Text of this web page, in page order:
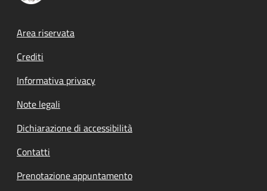
Footer menu
Area riservata
Crediti
Informativa privacy
Note legali
Dichiarazione di accessibilità
Contatti
Prenotazione appuntamento